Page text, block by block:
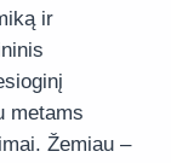
ir
metams
Žemiau –